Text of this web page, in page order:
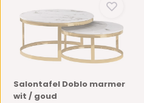
Salontafel Doblo marmer
wit / goud